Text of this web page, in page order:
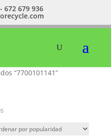
672 679 936
“7700101141”
Ordenado
popularidad